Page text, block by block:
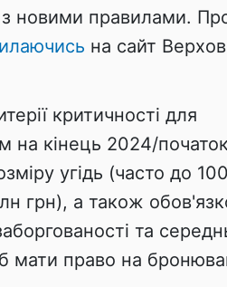
новими правилами.
на сайт
критичності для
на кінець 2024/
угідь (часто до
грн), а також
та
мати право на